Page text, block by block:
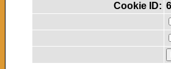
Cookie ID: